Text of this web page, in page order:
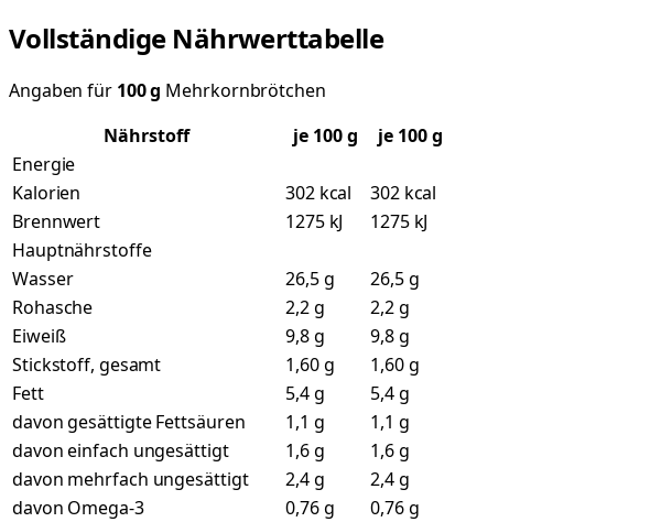
Vollständige Nährwerttabelle
Angaben für 100g Mehrkornbrötchen
Nährstoff
je 100g
je 100 g
Energie
Kalorien
302 kcal
302 kcal
Brennwert
1275 kJ
1275 kJ
Hauptnährstoffe
Wasser
26,5 g
26,5 g
Rohasche
2,2 g
2,2 g
Eiweiß
9,8 g
9,8 g
Stickstoff, gesamt
1,60 g
1,60 g
Fett
5,4 g
5,4 g
davon gesättigte Fettsäuren
1,1 g
1,1 g
davon einfach ungesättigt
1,6 g
1,6 g
davon mehrfach ungesättigt
2,4 g
2,4 g
davon Omega-3
0,76 g
0,76 g